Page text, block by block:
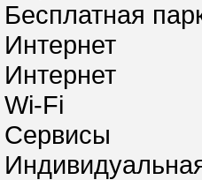
Бесплатная
Интернет
Интернет
Wi-Fi
Сервисы